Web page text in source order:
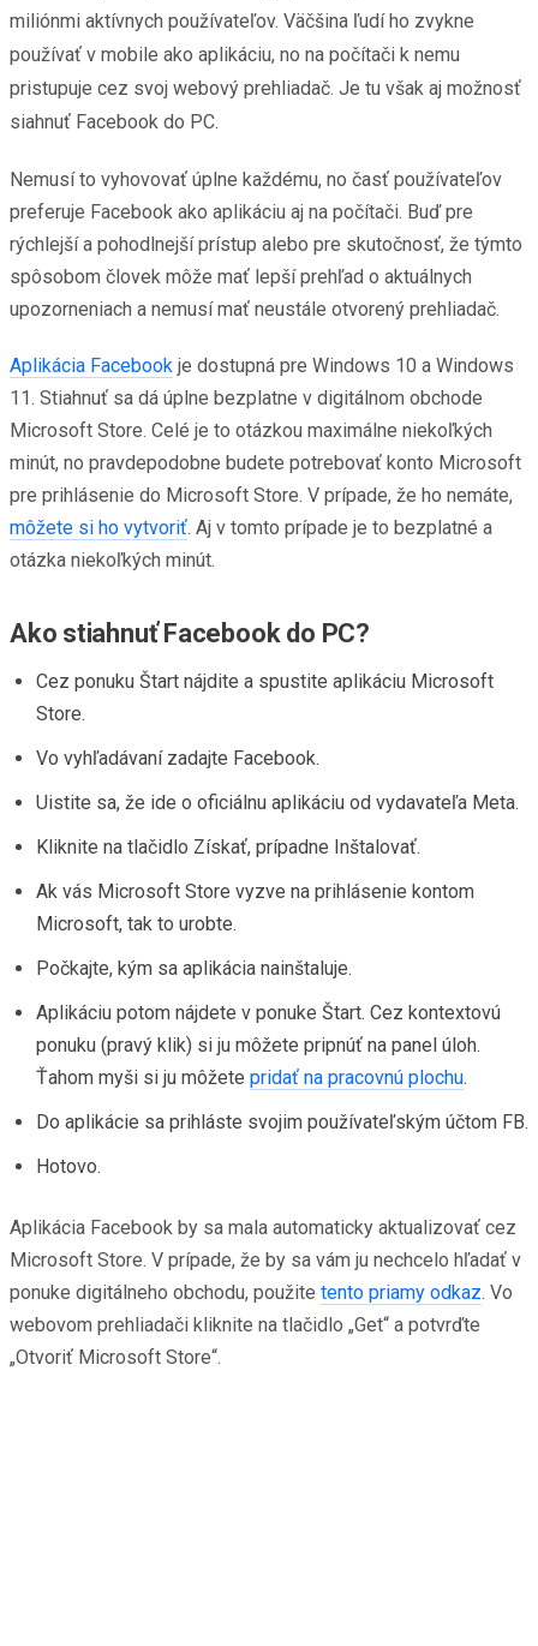
miliónmi aktívnych používateľov. Väčšina ľudí ho zvykne
používať v mobile ako aplikáciu, no na počítači k nemu
pristupuje cez svoj webový prehliadač. Je tu však aj možnosť
siahnuť Facebook do PC.
Nemusí to vyhovovať úplne každému, no časť používateľov
preferuje Facebook ako aplikáciu aj na počítači. Buď pre
rýchlejší a pohodlnejší prístup alebo pre skutočnosť, že týmto
spôsobom človek môže mať lepší prehľad o aktuálnych
upozorneniach a nemusí mať neustále otvorený prehliadač.
Aplikácia Facebook je dostupná pre Windows 10 a Windows
11. Stiahnuť sa dá úplne bezplatne v digitálnom obchode
Microsoft Store. Celé je to otázkou maximálne niekoľkých
minút, no pravdepodobne budete potrebovať konto Microsoft
pre prihlásenie do Microsoft Store. V prípade, že ho nemáte,
môžete si ho vytvoriť. Aj v tomto prípade je to bezplatné a
otázka niekoľkých minút.
Ako stiahnuť Facebook do PC?
Cez ponuku Štart nájdite a spustite aplikáciu Microsoft
Store.
Vo vyhľadávaní zadajte Facebook.
Uistite sa, že ide o oficiálnu aplikáciu od vydavateľa Meta.
Kliknite na tlačidlo Získať, prípadne Inštalovať.
Ak vás Microsoft Store vyzve na prihlásenie kontom
Microsoft, tak to urobte.
Počkajte, kým sa aplikácia nainštaluje.
Aplikáciu potom nájdete v ponuke Štart. Cez kontextovú
ponuku (pravý klik) si ju môžete pripnúť na panel úloh.
Ťahom myši si ju môžete pridať na pracovnú plochu.
Do aplikácie sa prihláste svojim používateľským účtom FB.
Hotovo.
Aplikácia Facebook by sa mala automaticky aktualizovať cez
Microsoft Store. V prípade, že by sa vám ju nechcelo hľadať v
ponuke digitálneho obchodu, použite tento priamy odkaz. Vo
webovom prehliadači kliknite na tlačidlo „Get“ a potvrďte
„Otvoriť Microsoft Store“.